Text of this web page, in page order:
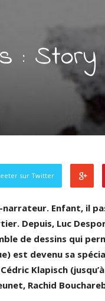
: Story
sur Twitter
Enfant, il
Depuis, Luc
de dessins qui
est devenu sa
Klapisch
Rachid